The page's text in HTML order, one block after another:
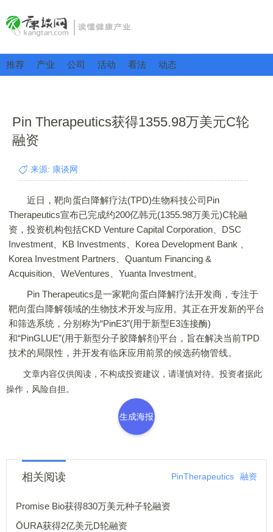
推荐 产业 公司 活动 看法 动态
Pin Therapeutics获得1355.98万美元C轮
融资
来源: 康谈网
近日，靶向蛋白降解疗法(TPD)生物科技公司Pin
Therapeutics宣布已完成约200亿韩元(1355.98万美元)C轮融
资，投资机构包括CKD Venture Capital Corporation、DSC
Investment、KB Investments、Korea Development Bank 、
Korea Investment Partners、Quantum Financing &
Acquisition、WeVentures、Yuanta Investment。
Pin Therapeutics是一家靶向蛋白降解疗法开发商，专注于
靶向蛋白降解领域的生物技术开发与应用。其正在开发新的平台
和筛选系统，分别称为“PinE3”(用于新型E3连接酶)
和“PinGLUE”(用于新型分子胶降解剂)平台，旨在解决当前TPD
技术的局限性，并开发有临床应用前景的候选药物管线。
文章内容仅供阅读，不构成投资建议，请谨慎对待。投资者据此
操作，风险自担。
生成海报
相关阅读 PinTherapeutics 融资
Promise Bio获得830万美元种子轮融资
ŌURA获得2亿美元D轮融资